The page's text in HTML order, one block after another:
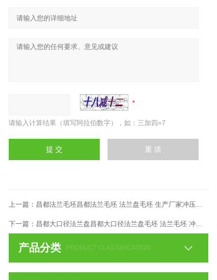
请输入计算结果（填写阿拉伯数字），如：三加四=7
上一篇： 昌都法兰毛坯昌都法兰毛坯 法兰盘毛坯 生产厂家冲压圆片
下一篇： 昌都大口径法兰盘昌都大口径法兰盘毛坯 法兰毛坯 冲压圆片厂
产品分类 PRODUCT CLASSIFICATION